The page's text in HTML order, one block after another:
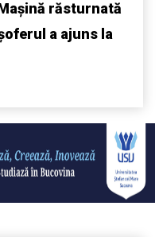
răsturnată
a ajuns la